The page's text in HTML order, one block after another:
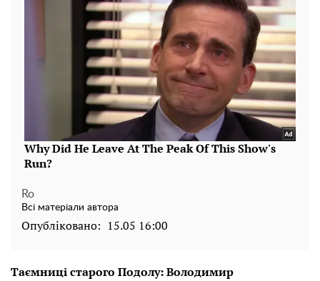
Ro
Всі матеріали автора
Опубліковано: 15.05 16:00
Таємниці старого Подолу: Володимир